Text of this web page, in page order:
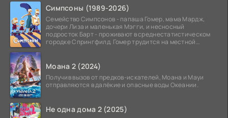
Симпсоны (1989-2026)
Семейство Симпсонов - папаша Гомер, мама Мардж,
дочери Лиза и маленькая Мэгги, и несносный
подросток Барт - проживают в среднестатистическом
городке Спрингфилд. Гомер трудится на местной
Моана 2 (2024)
Получив вызов от предков-искателей, Моана и Мауи
отправляются в далёкие и опасные воды Океании.
Не одна дома 2 (2025)